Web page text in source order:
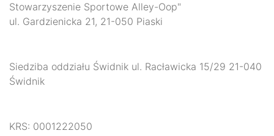
Stowarzyszenie Sportowe Alley-Oop"
ul. Gardzienicka 21, 21-050 Piaski
Siedziba oddziału Świdnik ul. Racławicka 15/29 21-040
Świdnik
KRS: 0001222050